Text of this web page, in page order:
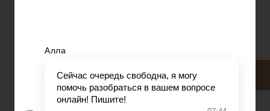
Исполнительное производство
Конституционное право
Вопросы и ответы